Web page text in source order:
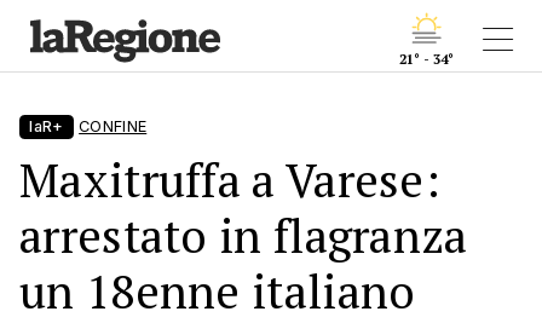
21° - 34°
laR+ CONFINE
Maxitruffa a Varese:
arrestato in flagranza
un 18enne italiano